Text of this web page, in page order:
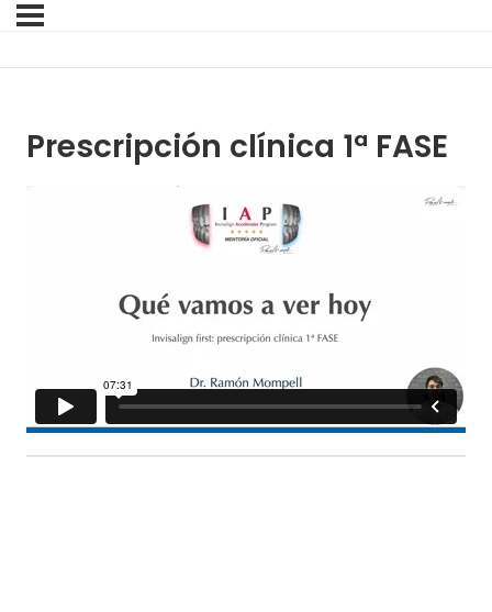
Prescripción clínica 1ª FASE